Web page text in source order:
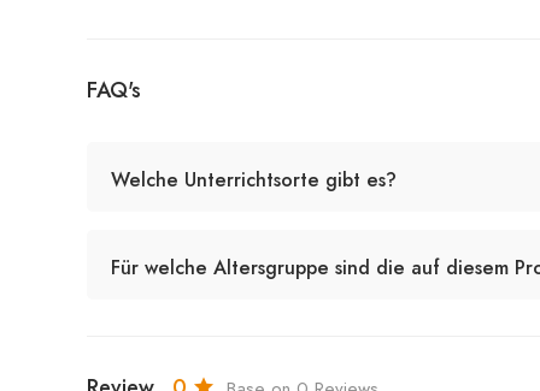
FAQ's
Welche Unterrichtsorte gibt es?
Für welche Altersgruppe sind die auf diesem